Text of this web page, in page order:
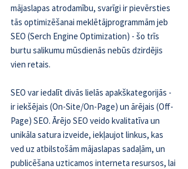
mājaslapas atrodamību, svarīgi ir pievērsties
tās optimizēšanai meklētājprogrammām jeb
SEO (Serch Engine Optimization) - šo trīs
burtu salikumu mūsdienās nebūs dzirdējis
vien retais.
SEO var iedalīt divās lielās apakškategorijās -
ir iekšējais (On-Site/On-Page) un ārējais (Off-
Page) SEO. Ārējo SEO veido kvalitatīva un
unikāla satura izveide, iekļaujot linkus, kas
ved uz atbilstošām mājaslapas sadaļām, un
publicēšana uzticamos interneta resursos, lai